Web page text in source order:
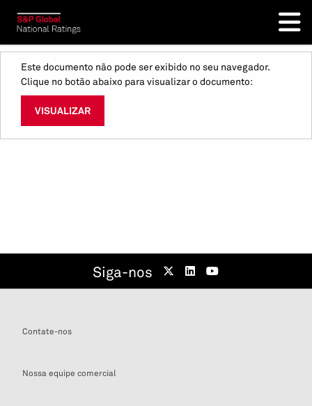
Este documento não pode ser exibido no seu navegador.
Clique no botão abaixo para visualizar o documento:
VISUALIZAR
Siga-nos
Contate-nos
Nossa equipe comercial